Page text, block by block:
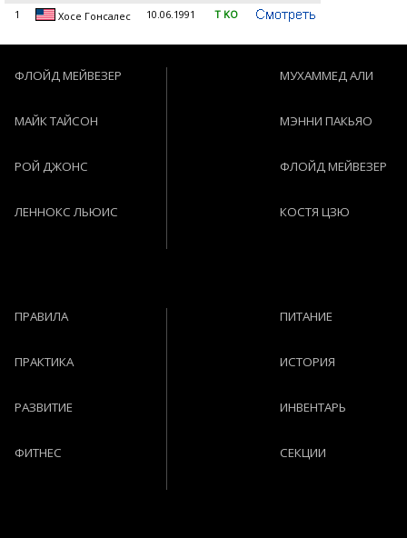
1 Хосе Гонсалес 10.06.1991 T KO
ФЛОЙД МЕЙВЕЗЕР
МАЙК ТАЙСОН
РОЙ ДЖОНС
ЛЕННОКС ЛЬЮИС
МУХАММЕД АЛИ
МЭННИ ПАКЬЯО
ФЛОЙД МЕЙВЕЗЕР
КОСТЯ ЦЗЮ
ПРАВИЛА
ПРАКТИКА
РАЗВИТИЕ
ФИТНЕС
ПИТАНИЕ
ИСТОРИЯ
ИНВЕНТАРЬ
СЕКЦИИ